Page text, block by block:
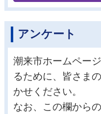
アンケート
潮来市ホームペー
るために、皆さま
かせください。
なお、この欄から